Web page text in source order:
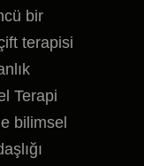
bir
terapisi
Terapi
bilimsel